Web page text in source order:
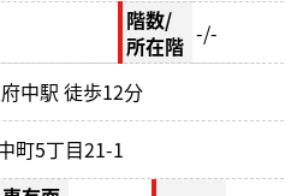
階数/
所在階 -/-
中駅 徒歩12分
町5丁目21-1